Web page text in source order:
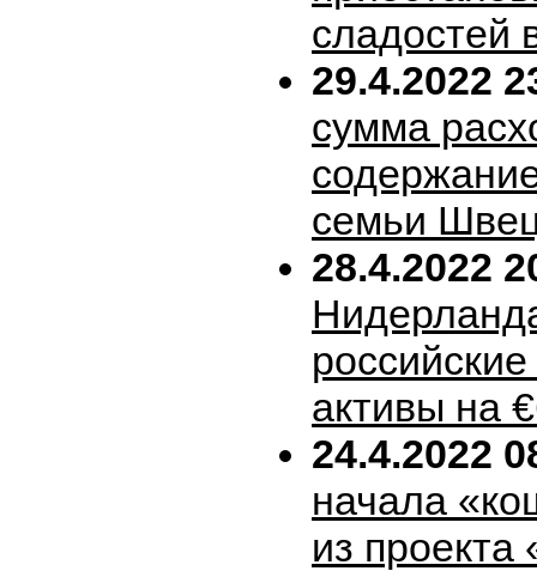
сладостей
29.4.2022
сумма
семьи
28.4.2022
активы на
24.4.2022
начала
из